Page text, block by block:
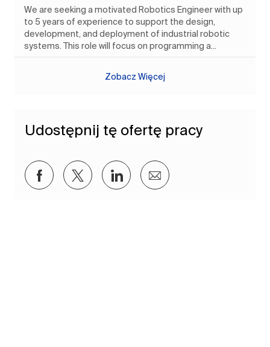
We are seeking a motivated Robotics Engineer with up
to 5 years of experience to support the design,
development, and deployment of industrial robotic
systems. This role will focus on programming a...
Zobacz Więcej
Udostępnij tę ofertę pracy
Udostępnij przez Facebook
Udostępnij przez twitter
Udostępnij przez LinkedIn
Udostępnij przez